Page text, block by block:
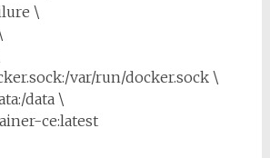
\
var/run/docker.sock \
data \
ce:latest